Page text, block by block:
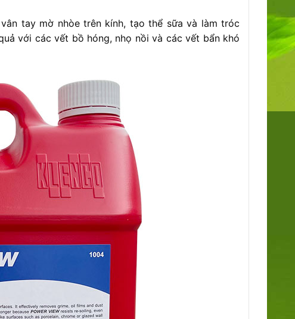
tay mờ nhòe trên kính, tạo thể sữa và làm tróc
với các vết bồ hóng, nhọ nồi và các vết bẩn khó